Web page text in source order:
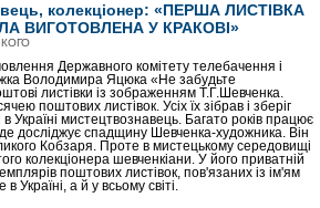
колекціонер: «ПЕРША ЛИСТІВКА
ВИГОТОВЛЕНА У КРАКОВІ»
Державного комітету телебачення і
Володимира Яцюка «Не забудьте
листівки із зображенням Т.Г.Шевченка.
поштових листівок. Усіх їх зібрав і зберіг
мистецтвознавець. Багато років працює
досліджує спадщину Шевченка-художника. Він
Кобзаря. Проте в мистецькому середовищі
колекціонера шевченкіани. У його приватній
поштових листівок, пов'язаних із ім'ям
а й у всьому світі.